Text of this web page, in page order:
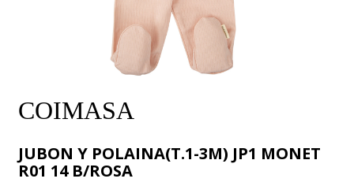
COIMASA
JUBON Y POLAINA(T.1-3M) JP1 MONET
R01 14 B/ROSA